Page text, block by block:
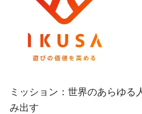
ミッション：世界のあらゆる
み出す